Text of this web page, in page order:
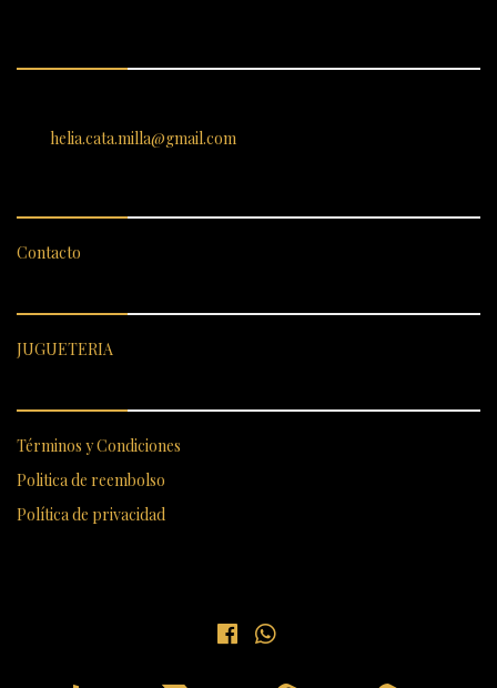
helia.cata.milla@gmail.com
Contacto
JUGUETERIA
Términos y Condiciones
Politica de reembolso
Política de privacidad